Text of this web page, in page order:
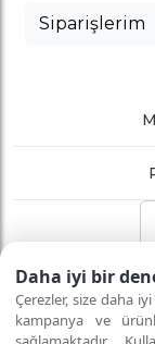
Daha iyi bir
Çerezler, size daha
kampanya ve
Siparişlerim